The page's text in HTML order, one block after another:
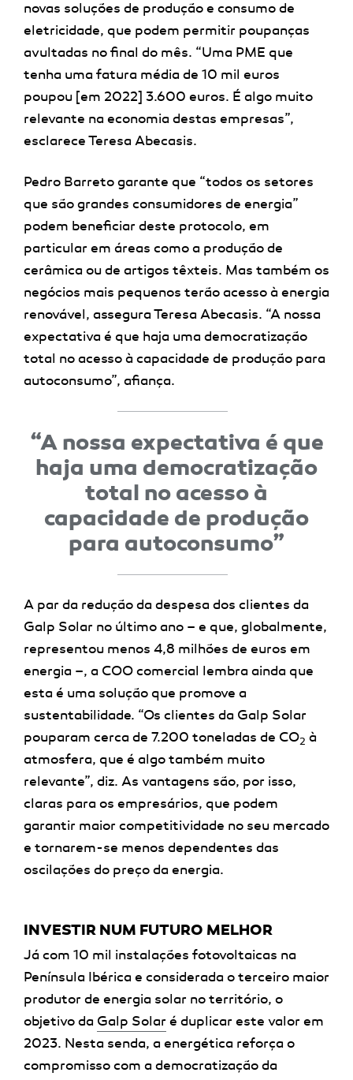
novas soluções de produção e consumo de
eletricidade, que podem permitir poupanças
avultadas no final do mês. “Uma PME que
tenha uma fatura média de 10 mil euros
poupou [em 2022] 3.600 euros. É algo muito
relevante na economia destas empresas”,
esclarece Teresa Abecasis.
Pedro Barreto garante que “todos os setores
que são grandes consumidores de energia”
podem beneficiar deste protocolo, em
particular em áreas como a produção de
cerâmica ou de artigos têxteis. Mas também os
negócios mais pequenos terão acesso à energia
renovável, assegura Teresa Abecasis. “A nossa
expectativa é que haja uma democratização
total no acesso à capacidade de produção para
autoconsumo”, afiança.
“A nossa expectativa é que
haja uma democratização
total no acesso à
capacidade de produção
para autoconsumo”
A par da redução da despesa dos clientes da
Galp Solar no último ano – e que, globalmente,
representou menos 4,8 milhões de euros em
energia –, a COO comercial lembra ainda que
esta é uma solução que promove a
sustentabilidade. “Os clientes da Galp Solar
pouparam cerca de 7.200 toneladas de CO2 à
atmosfera, que é algo também muito
relevante”, diz. As vantagens são, por isso,
claras para os empresários, que podem
garantir maior competitividade no seu mercado
e tornarem-se menos dependentes das
oscilações do preço da energia.
INVESTIR NUM FUTURO MELHOR
Já com 10 mil instalações fotovoltaicas na
Península Ibérica e considerada o terceiro maior
produtor de energia solar no território, o
objetivo da Galp Solar é duplicar este valor em
2023. Nesta senda, a energética reforça o
compromisso com a democratização da